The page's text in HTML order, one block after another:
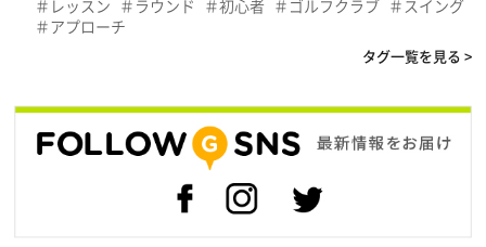
レッスン
ラウンド 初心者 ゴルフクラブ
スイング
アプローチ
タグ一覧を見る >